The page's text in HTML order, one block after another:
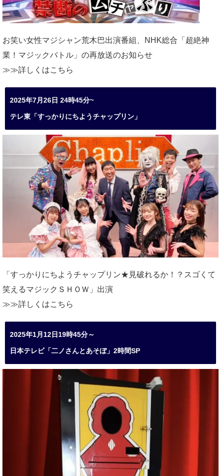
お笑い女性マジシャン荒木巴出演番組、
NHK総合「超絶神
業！マジックバトル」の再放送のお知らせ
≫≫詳しくはこちら
2025年7月26日 24時45分~
テレ東「すっかりにちようチャップリン」
「すっかりにちようチャップリン★見破れるか！？スゴくて
笑えるマジックＳＨＯＷ」出演
≫≫詳しくはこちら
2025年1月12日19時45分～
日本テレビ「二ノさんとあそぼ」2時間SP